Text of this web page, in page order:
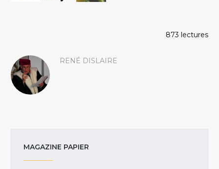
873 lectures
RENÉ DISLAIRE
MAGAZINE PAPIER